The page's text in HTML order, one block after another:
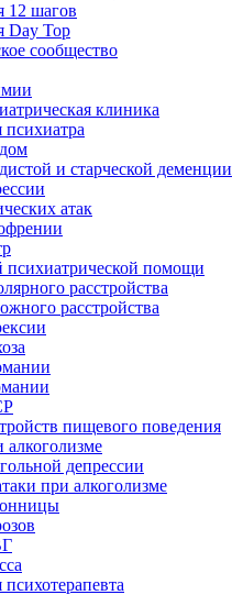
12 шагов
Day Top
сообщество
клиника
психиатра
и старческой деменции
атак
психиатрической помощи
расстройства
расстройства
пищевого поведения
депрессии
при алкоголизме